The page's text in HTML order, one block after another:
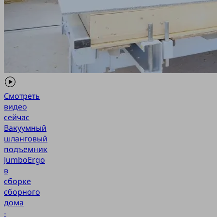
Смотреть
видео
сейчас
Вакуумный
шланговый
подъемник
JumboErgo
в
сборке
сборного
дома
-